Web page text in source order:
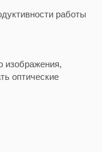
работы
изображения,
оптические